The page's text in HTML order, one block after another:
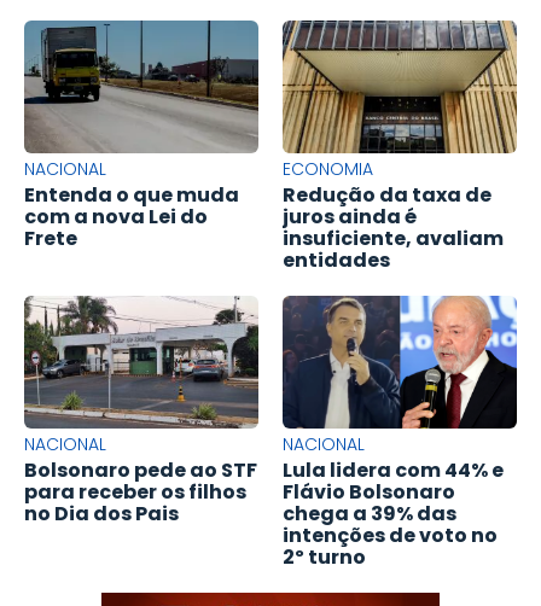
NACIONAL
Entenda o que muda
com a nova Lei do
Frete
ECONOMIA
Redução da taxa de
juros ainda é
insuficiente, avaliam
entidades
NACIONAL
Bolsonaro pede ao STF
para receber os filhos
no Dia dos Pais
NACIONAL
Lula lidera com 44% e
Flávio Bolsonaro
chega a 39% das
intenções de voto no
2º turno